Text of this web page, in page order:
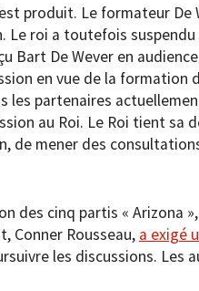
produit. Le formateur De
Le roi a toutefois
Bart De Wever en
en vue de la formation
les partenaires
au Roi. Le Roi tient sa
de mener des
des cinq partis « Arizona
Conner Rousseau, a exigé
les discussions.